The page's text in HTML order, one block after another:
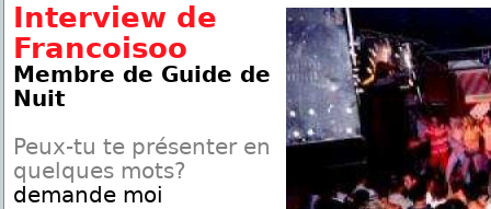
Interview de
Francoisoo
Membre de Guide de
Nuit
Peux-tu te présenter en
quelques mots?
demande moi